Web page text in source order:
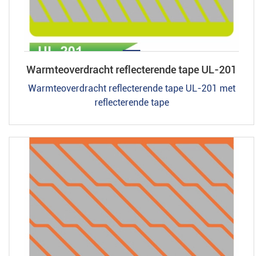
Warmteoverdracht reflecterende tape UL-201
Warmteoverdracht reflecterende tape UL-201 met
reflecterende tape